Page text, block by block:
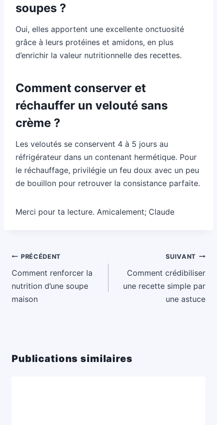
soupes ?
Oui, elles apportent une excellente onctuosité
grâce à leurs protéines et amidons, en plus
d’enrichir la valeur nutritionnelle des recettes.
Comment conserver et
réchauffer un velouté sans
crème ?
Les veloutés se conservent 4 à 5 jours au
réfrigérateur dans un contenant hermétique. Pour
le réchauffage, privilégie un feu doux avec un peu
de bouillon pour retrouver la consistance parfaite.
Merci pour ta lecture. Amicalement; Claude
Navigation
de
l’article
PRÉCÉDENT
Comment renforcer la
nutrition d’une soupe
maison
SUIVANT
Comment crédibiliser
une recette simple par
une astuce
Publications similaires